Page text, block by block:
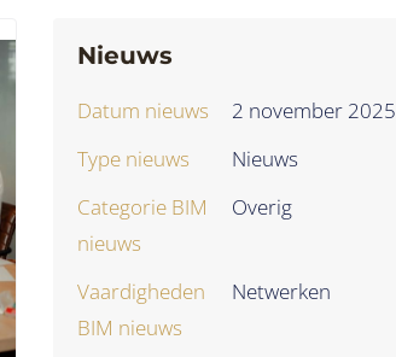
Nieuws
Datum nieuws
2 november 2025
Type nieuws
Nieuws
Categorie BIM
nieuws
Overig
Vaardigheden
BIM nieuws
Netwerken